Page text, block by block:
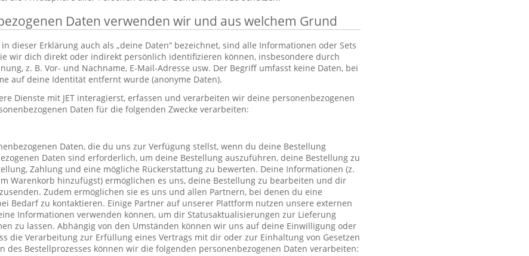
Daten verwenden wir und aus welchem Grund
dieser Erklärung auch als „deine Daten“ bezeichnet, sind alle Informationen oder Sets
wir dich direkt oder indirekt persönlich identifizieren können, insbesondere durch
z. B. Vor- und Nachname, E-Mail-Adresse usw. Der Begriff umfasst keine Daten, bei
auf deine Identität entfernt wurde (anonyme Daten).
Dienste mit JET interagierst, erfassen und verarbeiten wir deine personenbezogenen
Daten für die folgenden Zwecke verarbeiten:
Daten, die du uns zur Verfügung stellst, wenn du deine Bestellung
Daten sind erforderlich, um deine Bestellung auszuführen, deine Bestellung zu
Zahlung und eine mögliche Rückerstattung zu bewerten. Deine Informationen (z.
Warenkorb hinzufügst) ermöglichen es uns, deine Bestellung zu bearbeiten und dir
Zudem ermöglichen sie es uns und allen Partnern, bei denen du eine
Bedarf zu kontaktieren. Einige Partner auf unserer Plattform nutzen unsere externen
Informationen verwenden können, um dir Statusaktualisierungen zur Lieferung
zu lassen. Abhängig von den Umständen können wir uns auf deine Einwilligung oder
die Verarbeitung zur Erfüllung eines Vertrags mit dir oder zur Einhaltung von Gesetzen
des Bestellprozesses können wir die folgenden personenbezogenen Daten verarbeiten: